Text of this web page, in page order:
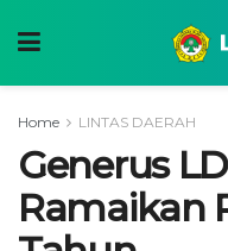
Home LINTAS DAERAH
Generus
Ramaikan